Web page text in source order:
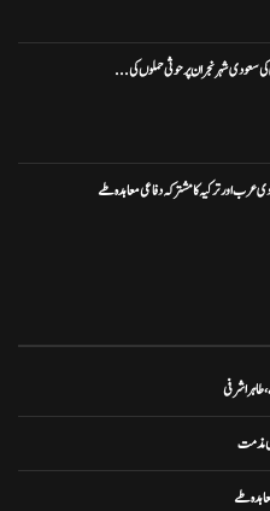
سعودی شہر نجران پر حوثی حملوں کی...
عرب اور ترکیہ کا مشترکہ دفاعی معاہدہ طے
طاہر اشرفی
مذمت
طے